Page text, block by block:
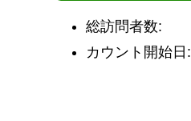
総訪問者数:
カウント開始日: